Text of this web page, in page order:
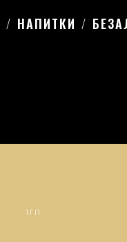
НАПИТКИ